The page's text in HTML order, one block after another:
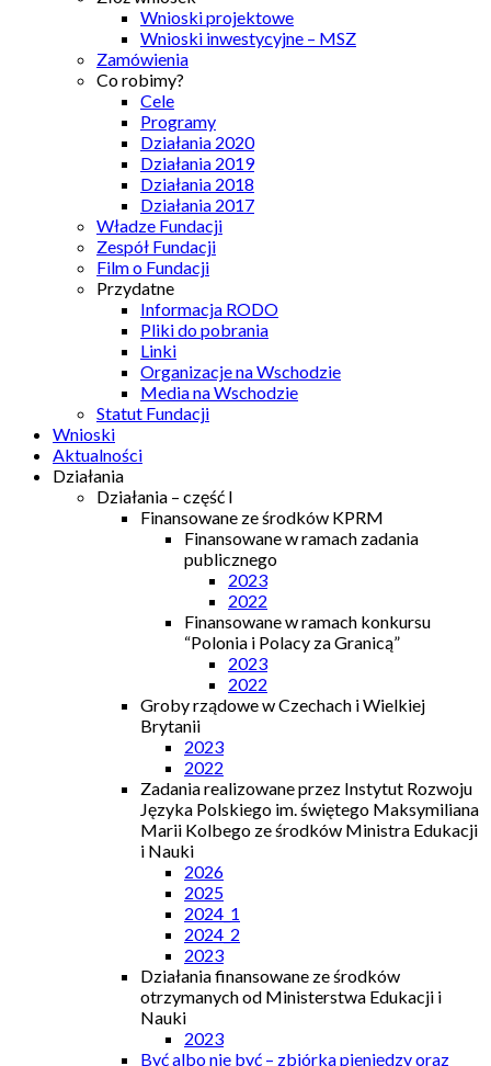
Wnioski projektowe
Wnioski inwestycyjne – MSZ
Zamówienia
Co robimy?
Cele
Programy
Działania 2020
Działania 2019
Działania 2018
Działania 2017
Władze Fundacji
Zespół Fundacji
Film o Fundacji
Przydatne
Informacja RODO
Pliki do pobrania
Linki
Organizacje na Wschodzie
Media na Wschodzie
Statut Fundacji
Wnioski
Aktualności
Działania
Działania – część I
Finansowane ze środków KPRM
Finansowane w ramach zadania
publicznego
2023
2022
Finansowane w ramach konkursu
“Polonia i Polacy za Granicą”
2023
2022
Groby rządowe w Czechach i Wielkiej
Brytanii
2023
2022
Zadania realizowane przez Instytut Rozwoju
Języka Polskiego im. świętego Maksymiliana
Marii Kolbego ze środków Ministra Edukacji
i Nauki
2026
2025
2024_1
2024_2
2023
Działania finansowane ze środków
otrzymanych od Ministerstwa Edukacji i
Nauki
2023
Być albo nie być – zbiórka pieniędzy oraz